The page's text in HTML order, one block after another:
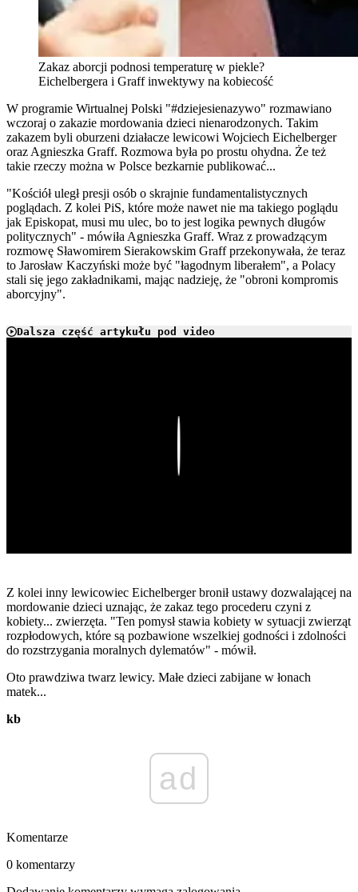
Zakaz aborcji podnosi temperaturę w piekle?
Eichelbergera i Graff inwektywy na kobiecość
W programie Wirtualnej Polski "#dziejesienazywo" rozmawiano
wczoraj o zakazie mordowania dzieci nienarodzonych. Takim
zakazem byli oburzeni działacze lewicowi Wojciech Eichelberger
oraz Agnieszka Graff. Rozmowa była po prostu ohydna. Że też
takie rzeczy można w Polsce bezkarnie publikować...
"Kościół uległ presji osób o skrajnie fundamentalistycznych
poglądach. Z kolei PiS, które może nawet nie ma takiego poglądu
jak Episkopat, musi mu ulec, bo to jest logika pewnych długów
politycznych" - mówiła Agnieszka Graff. Wraz z prowadzącym
rozmowę Sławomirem Sierakowskim Graff przekonywała, że teraz
to Jarosław Kaczyński może być "łagodnym liberałem", a Polacy
stali się jego zakładnikami, mając nadzieję, że "obroni kompromis
aborcyjny".
Dalsza część artykułu pod video
Z kolei inny lewicowiec Eichelberger bronił ustawy dozwalającej na
mordowanie dzieci uznając, że zakaz tego procederu czyni z
kobiety... zwierzęta. "Ten pomysł stawia kobiety w sytuacji zwierząt
rozpłodowych, które są pozbawione wszelkiej godności i zdolności
do rozstrzygania moralnych dylematów" - mówił.
Oto prawdziwa twarz lewicy. Małe dzieci zabijane w łonach
matek...
kb
ad
Komentarze
0 komentarzy